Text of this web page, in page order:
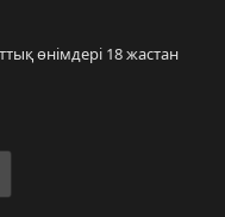
өнімдері 18 жастан